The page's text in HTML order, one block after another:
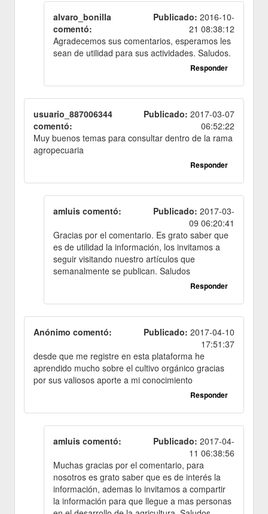
alvaro_bonilla
comentó:
Publicado: 2016-10-
21 08:38:12
Agradecemos sus comentarios, esperamos les
sean de utilidad para sus actividades. Saludos.
Responder
usuario_887006344
comentó:
Publicado: 2017-03-07
06:52:22
Muy buenos temas para consultar dentro de la rama
agropecuaria
Responder
amluis comentó: Publicado: 2017-03-
09 06:20:41
Gracias por el comentario. Es grato saber que
es de utilidad la información, los invitamos a
seguir visitando nuestro artículos que
semanalmente se publican. Saludos
Responder
Anónimo comentó: Publicado: 2017-04-10
17:51:37
desde que me registre en esta plataforma he
aprendido mucho sobre el cultivo orgánico gracias
por sus valiosos aporte a mi conocimiento
Responder
amluis comentó: Publicado: 2017-04-
11 06:38:56
Muchas gracias por el comentario, para
nosotros es grato saber que es de interés la
información, ademas lo invitamos a compartir
la información para que llegue a mas personas